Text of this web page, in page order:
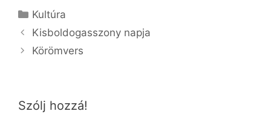
Kategória
Kultúra
Kisboldogasszony napja
Körömvers
Szólj hozzá!